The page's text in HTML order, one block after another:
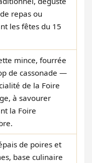
repas ou
les fêtes du 15
mince, fourrée
de cassonade —
de la Foire
à savourer
la Foire
de poires et
base culinaire